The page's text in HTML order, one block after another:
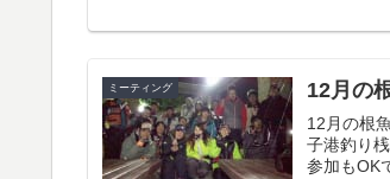
ミーティング 12月の
12月の根
子港釣り
参加もOK